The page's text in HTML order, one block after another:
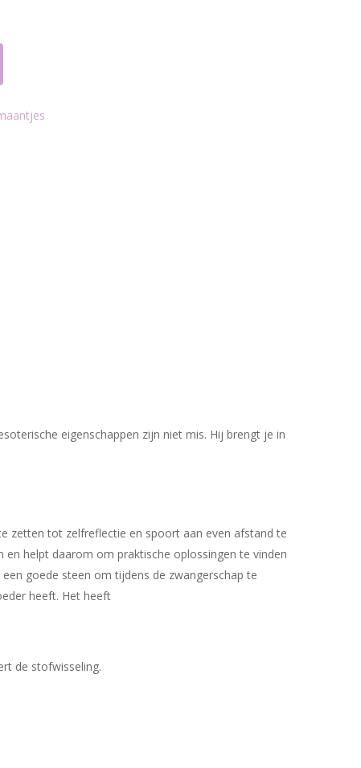
eigenschappen zijn niet mis. Hij brengt je in
zetten tot zelfreflectie en spoort aan even afstand te
helpt daarom om praktische oplossingen te vinden
goede steen om tijdens de zwangerschap te
heeft. Het heeft
de stofwisseling.